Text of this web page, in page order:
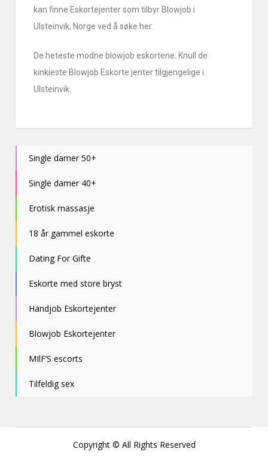
kan finne Eskortejenter som tilbyr Blowjob i
Ulsteinvik, Norge ved å søke her.
De heteste modne blowjob eskortene. Knull de
kinkieste Blowjob Eskorte jenter tilgjengelige i
Ulsteinvik.
Single damer 50+
Single damer 40+
Erotisk massasje
18 år gammel eskorte
Dating For Gifte
Eskorte med store bryst
Handjob Eskortejenter
Blowjob Eskortejenter
MIlF’S escorts
Tilfeldig sex
Copyright © All Rights Reserved